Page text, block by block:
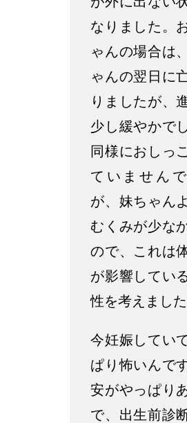
が外に出ない
なりました。
ゃんの場合は
ゃんの翌日に
りましたが、
少し緩やかで
同様におしっ
ていません
が、妹ちゃん
むくみが少な
ので、これは
が影響してい
性を考えました
今妊娠してい
ぱり怖いんで
安がやっぱり
で、出生前診